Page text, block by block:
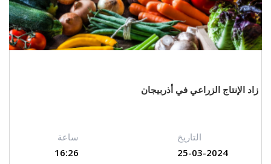
زاد الإنتاج الزراعي في أذربيجان
التاريخ
ساعة
25-03-2024
16:26